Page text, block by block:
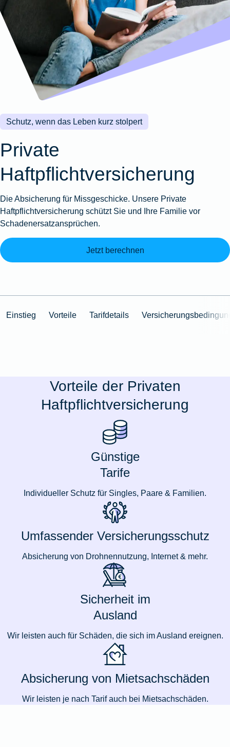
Wohnungsschutzbrief
Produktübersicht
Gewässerschadenhaftpflicht
Zur
Produktübersicht
Produktübersicht
Reisehaftpflichtversicherung
Reiserücktrittsversicherung
Zur
Produktübersicht
Produktübersicht
Produktübersicht
Produktübersicht
Montageversicherung
Produktübersicht
Gruppenunfall für
Betriebe
Gruppenunfall für
Vereine
Produktübersicht
Kunstversicherung
Ausstellungsversicherung
Valorenversicherung
Oldtimersammlungsversicherung
Zur
Schutz, wenn das Leben kurz stolpert
Private
Haftpflichtversicherung
Die Absicherung für Missgeschicke. Unsere Private
Haftpflichtversicherung schützt Sie und Ihre Familie vor
Schadenersatzansprüchen.
Jetzt berechnen
Einstieg Vorteile Tarifdetails
Vorteile der Privaten
Haftpflichtversicherung
Günstige
Tarife
Individueller Schutz für Singles, Paare & Familien.
Umfassender Versicherungsschutz
Absicherung von Drohnennutzung, Internet & mehr.
Sicherheit im
Ausland
Wir leisten auch für Schäden, die sich im Ausland ereignen.
Absicherung von Mietsachschäden
Wir leisten je nach Tarif auch bei Mietsachschäden.